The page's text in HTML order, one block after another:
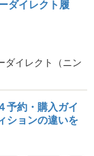
ダイレクト履
ダイレクト（ニン
予約・購入ガイ
ションの違いを